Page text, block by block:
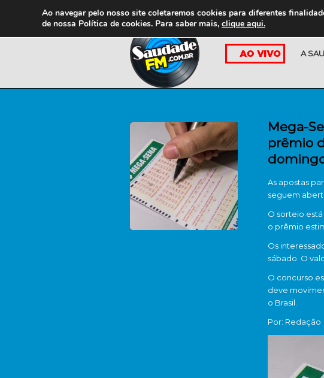
A
Mega-
prêmio
As apostas
seguem
O sorteio
o prêmio
Os
sábado. O
O concurso
deve
o Brasil.
Por: Redação
Ao navegar pelo nosso site coletaremos cookies para diferentes
de nossa Política de cookies. Para saber mais, clique aqui.